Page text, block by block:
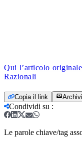
Qui l’articolo
Razionali
Copia il link
Condividi su :
Le parole chiave/tag